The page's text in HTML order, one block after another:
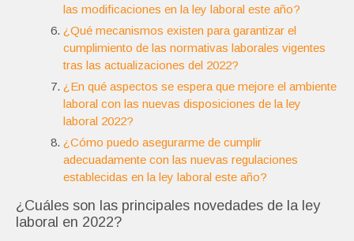
las modificaciones en la ley laboral este año?
¿Qué mecanismos existen para garantizar el
cumplimiento de las normativas laborales vigentes
tras las actualizaciones del 2022?
¿En qué aspectos se espera que mejore el ambiente
laboral con las nuevas disposiciones de la ley
laboral 2022?
¿Cómo puedo asegurarme de cumplir
adecuadamente con las nuevas regulaciones
establecidas en la ley laboral este año?
¿Cuáles son las principales novedades de la ley
laboral en 2022?